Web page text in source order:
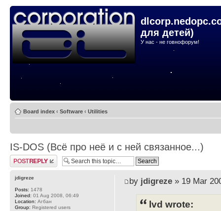
для детей)
У нас - не говнофорум!
Board index ‹ Software ‹ Utilities
IS-DOS (Всё про неё и с ней связанное...)
Post a reply
by jdigreze» 19 Mar
lvd wrote:
jdigreze
Posts: 1478
Joined: 01 Aug 2008, 06:49
Location: Агбан
Group: Registered users